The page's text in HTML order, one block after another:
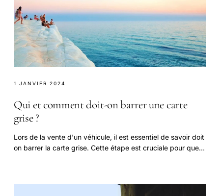
1 JANVIER 2024
Qui et comment doit-on barrer une carte
grise ?
Lors de la vente d'un véhicule, il est essentiel de savoir doit
on barrer la carte grise. Cette étape est cruciale pour que